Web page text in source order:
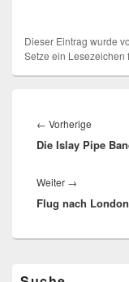
Dieser Eintrag wurde
Setze ein Lesezeichen
← Vorherige
Beitrag:
Die Islay Pipe
Weiter →
Beitrag:
Flug nach London